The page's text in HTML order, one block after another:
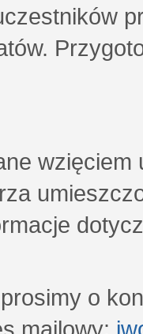
wzięciem
o
mailowy: